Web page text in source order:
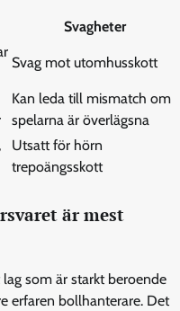
Svagheter
Svag mot utomhusskott
Kan leda till mismatch om
spelarna är överlägsna
Utsatt för hörn
trepoängsskott
är mest
som är starkt beroende
erfaren bollhanterare. Det